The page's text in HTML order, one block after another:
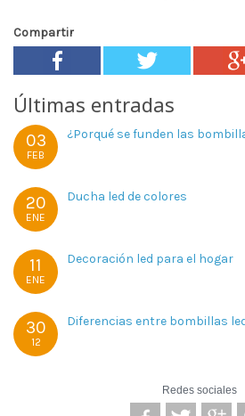
Compartir
Últimas entradas
03
FEB
¿Porqué se funden las
20
ENE
Ducha led de colores
11
ENE
Decoración led para el hogar
30
12
Diferencias entre bombillas
Redes sociales